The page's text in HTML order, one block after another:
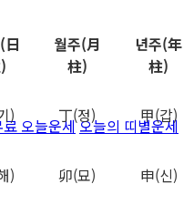
오늘운세 오늘의 띠별운세
(日
월주(月
柱)
년주(年
柱)
) 丁(정) 甲(갑)
) 卯(묘) 申(신)